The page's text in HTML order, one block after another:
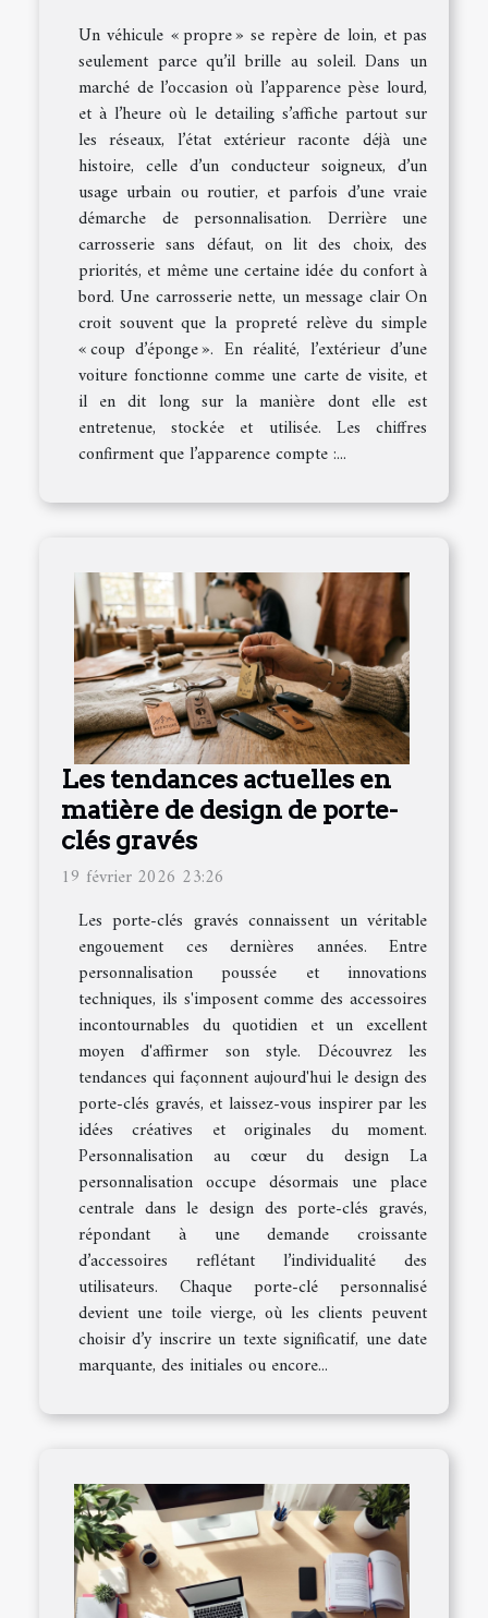
Un véhicule « propre » se repère de loin, et pas
seulement parce qu’il brille au soleil. Dans un
marché de l’occasion où l’apparence pèse lourd,
et à l’heure où le detailing s’affiche partout sur
les réseaux, l’état extérieur raconte déjà une
histoire, celle d’un conducteur soigneux, d’un
usage urbain ou routier, et parfois d’une vraie
démarche de personnalisation. Derrière une
carrosserie sans défaut, on lit des choix, des
priorités, et même une certaine idée du confort à
bord. Une carrosserie nette, un message clair On
croit souvent que la propreté relève du simple
« coup d’éponge ». En réalité, l’extérieur d’une
voiture fonctionne comme une carte de visite, et
il en dit long sur la manière dont elle est
entretenue, stockée et utilisée. Les chiffres
confirment que l’apparence compte :...
Les tendances actuelles en
matière de design de porte-
clés gravés
19 février 2026 23:26
Les porte-clés gravés connaissent un véritable
engouement ces dernières années. Entre
personnalisation poussée et innovations
techniques, ils s'imposent comme des accessoires
incontournables du quotidien et un excellent
moyen d'affirmer son style. Découvrez les
tendances qui façonnent aujourd'hui le design des
porte-clés gravés, et laissez-vous inspirer par les
idées créatives et originales du moment.
Personnalisation au cœur du design La
personnalisation occupe désormais une place
centrale dans le design des porte-clés gravés,
répondant à une demande croissante
d’accessoires reflétant l’individualité des
utilisateurs. Chaque porte-clé personnalisé
devient une toile vierge, où les clients peuvent
choisir d’y inscrire un texte significatif, une date
marquante, des initiales ou encore...